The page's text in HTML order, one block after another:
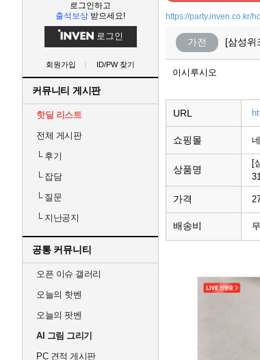
로그인하고
출석보상 받으세요!
로그인
회원가입 ID/PW 찾기
커뮤니티 게시판
핫딜 리스트
전체 게시판
└후기
└잡담
└질문
└지난공지
공통 커뮤니티
오픈 이슈 갤러리
오늘의 핫벤
오늘의 팟벤
AI 그림 그리기
PC 견적 게시판
https://party.inven.co.kr/
가전 [삼성위
이시루시오
URL
쇼핑몰
상품명
[
가격
배송비